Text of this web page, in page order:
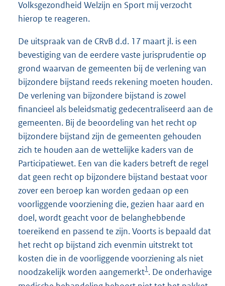
Volksgezondheid Welzijn en Sport mij verzocht
hierop te reageren.
De uitspraak van de CRvB d.d. 17 maart jl. is een
bevestiging van de eerdere vaste jurisprudentie op
grond waarvan de gemeenten bij de verlening van
bijzondere bijstand reeds rekening moeten houden.
De verlening van bijzondere bijstand is zowel
financieel als beleidsmatig gedecentraliseerd aan de
gemeenten. Bij de beoordeling van het recht op
bijzondere bijstand zijn de gemeenten gehouden
zich te houden aan de wettelijke kaders van de
Participatiewet. Een van die kaders betreft de regel
dat geen recht op bijzondere bijstand bestaat voor
zover een beroep kan worden gedaan op een
voorliggende voorziening die, gezien haar aard en
doel, wordt geacht voor de belanghebbende
toereikend en passend te zijn. Voorts is bepaald dat
het recht op bijstand zich evenmin uitstrekt tot
kosten die in de voorliggende voorziening als niet
noodzakelijk worden aangemerkt1. De onderhavige